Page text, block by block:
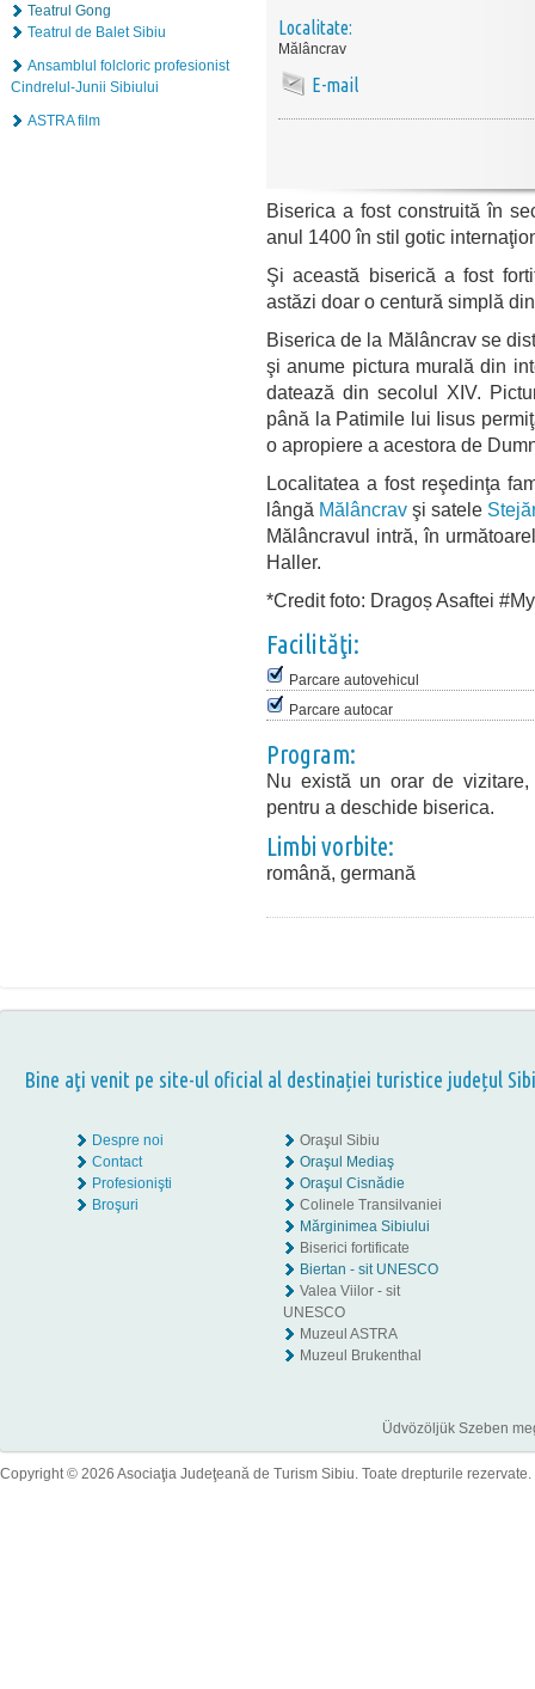
Teatrul Gong
Teatrul de Balet Sibiu
Ansamblul folcloric profesionist
Cindrelul-Junii Sibiului
ASTRA film
Localitate:
Mălâncrav
E-mail
Biserica a fost construită în
anul 1400 în stil gotic
Şi această biserică a fost
astăzi doar o centură simplă
Biserica de la Mălâncrav se
şi anume pictura murală din
datează din secolul XIV.
până la Patimile lui Iisus
o apropiere a acestora de
Localitatea a fost reşedinţa
lângă Mălâncrav şi satele
Mălâncravul intră, în
Haller.
*Credit foto: Dragoș Asaftei
Facilităţi:
Parcare autovehicul
Parcare autocar
Program:
Nu există un orar de
pentru a deschide biserica.
Limbi vorbite:
română, germană
Bine aţi venit pe site-ul oficial al destinației turistice județul
Despre noi
Contact
Profesionişti
Broşuri
Oraşul Sibiu
Oraşul Mediaş
Oraşul Cisnădie
Colinele Transilvaniei
Mărginimea Sibiului
Biserici fortificate
Biertan - sit UNESCO
Valea Viilor - sit
UNESCO
Muzeul ASTRA
Muzeul Brukenthal
Üdvözöljük Szeben
Copyright © 2026 Asociaţia Judeţeană de Turism Sibiu. Toate drepturile rezervate.